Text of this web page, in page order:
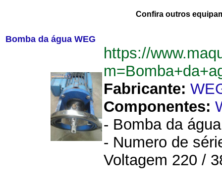
Confira outros
Bomba da água WEG
https://
Fabricante:
Componentes:
- Bomba da
- Numero de
Voltagem 220 /